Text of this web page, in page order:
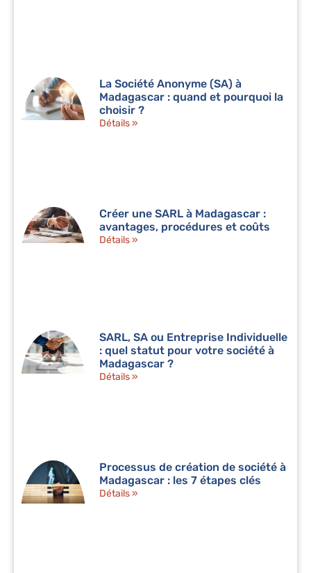
La Société Anonyme (SA) à
Madagascar : quand et pourquoi la
choisir ?
Détails »
Créer une SARL à Madagascar :
avantages, procédures et coûts
Détails »
SARL, SA ou Entreprise Individuelle
: quel statut pour votre société à
Madagascar ?
Détails »
Processus de création de société à
Madagascar : les 7 étapes clés
Détails »